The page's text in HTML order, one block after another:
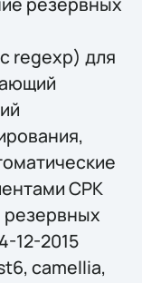
regexp) для
СРК
12-2015
camellia,